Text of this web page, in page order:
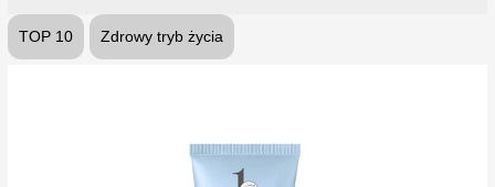
TOP 10 Zdrowy tryb życia